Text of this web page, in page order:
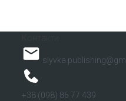
+38 (098) 86 77 439